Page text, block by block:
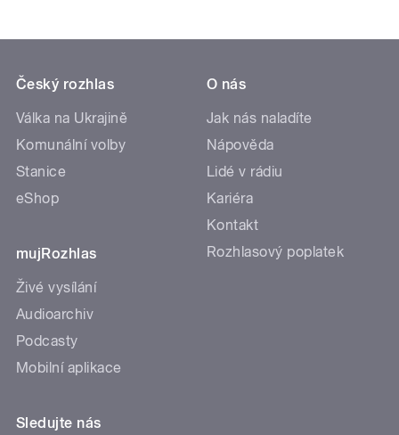
Český rozhlas
Válka na Ukrajině
Komunální volby
Stanice
eShop
mujRozhlas
Živé vysílání
Audioarchiv
Podcasty
Mobilní aplikace
O nás
Jak nás naladíte
Nápověda
Lidé v rádiu
Kariéra
Kontakt
Rozhlasový poplatek
Sledujte nás